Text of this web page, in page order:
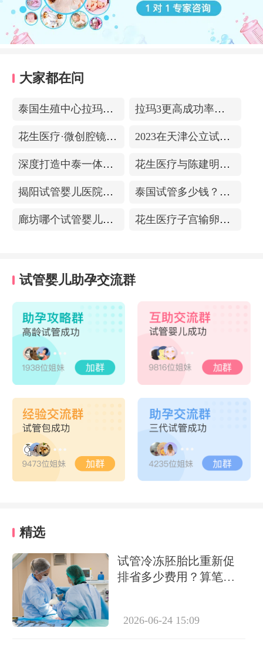
大家都在问
泰国生殖中心拉玛3-更高成功率的保障-治愈系的医院环境 拉玛3更高成功率的保障——泰国超强实验室
花生医疗·微创腔镜中心 2023在天津公立试管医院排名，附带费用明细
深度打造中泰一体化医疗体系！花生医疗中国专家团赴泰考察交流 花生医疗与陈建明教授达成战略合作，共促精准保胎事业发展
揭阳试管婴儿医院排名，附带试管成功率 泰国试管多少钱？收费包含什么项目？不成功能退款？
廊坊哪个试管婴儿医院可以包成功？内附试管费用! 花生医疗子宫输卵管造影中心
试管婴儿助孕交流群
精选
试管冷冻胚胎比重新促
排省多少费用？算笔账
2026-06-24 15:09